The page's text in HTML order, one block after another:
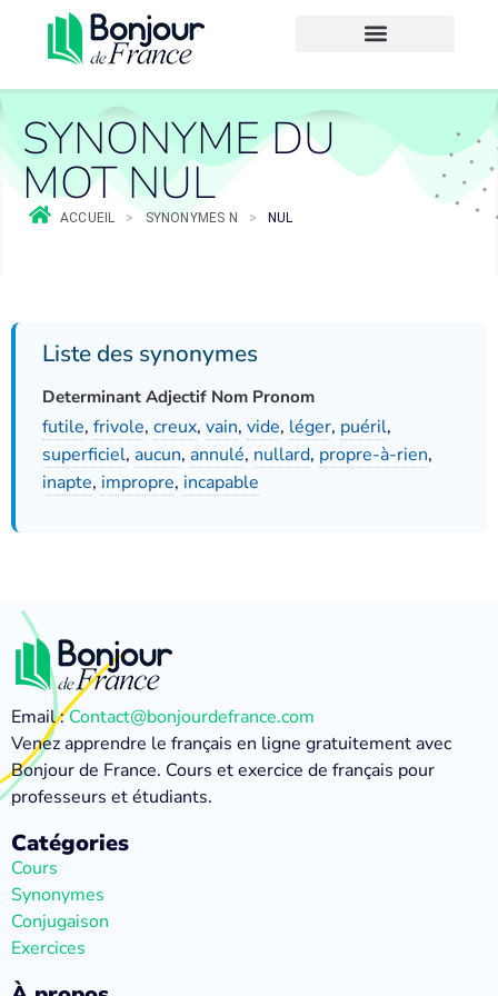
SYNONYME DU
MOT NUL
ACCUEIL > SYNONYMES N > NUL
Liste des synonymes
Determinant Adjectif Nom Pronom
futile, frivole, creux, vain, vide, léger, puéril,
superficiel, aucun, annulé, nullard, propre-à-rien,
inapte, impropre, incapable
Email :Contact@bonjourdefrance.com
Venez apprendre le français en ligne gratuitement avec
Bonjour de France. Cours et exercice de français pour
professeurs et étudiants.
Catégories
Cours
Synonymes
Conjugaison
Exercices